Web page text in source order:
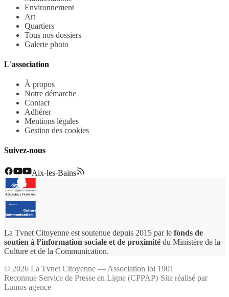
Environnement
Art
Quartiers
Tous nos dossiers
Galerie photo
L'association
À propos
Notre démarche
Contact
Adhérer
Mentions légales
Gestion des cookies
Suivez-nous
Aix-les-Bains
La Tvnet Citoyenne est soutenue depuis 2015 par le fonds de
soutien à l’information sociale et de proximité du Ministère de la
Culture et de la Communication.
© 2026 La Tvnet Citoyenne — Association loi 1901
Reconnue Service de Presse en Ligne (CPPAP)·Site réalisé par
Lumos agence